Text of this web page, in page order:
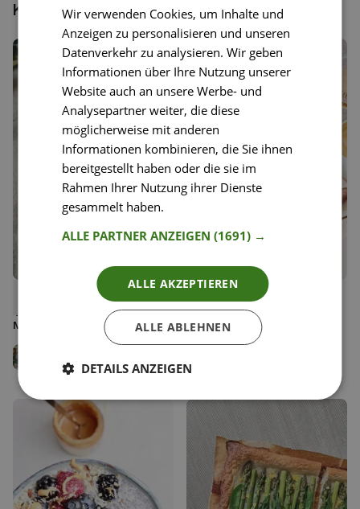
Könnte dir auch gefallen
Speichern
Gebackene Sellerie mit
Tomatensauce, Kren und
Majoran
Chefs, centrala
Liken
Speichern
Gesunder Protein-
Kaiserschmarrn
Stefan Göllner
Wir verwenden Cookies, um Inhalte und
Anzeigen zu personalisieren und unseren
Datenverkehr zu analysieren. Wir geben
Informationen über Ihre Nutzung unserer
Website auch an unsere Werbe- und
Analysepartner weiter, die diese
möglicherweise mit anderen
Informationen kombinieren, die Sie ihnen
bereitgestellt haben oder die sie im
Rahmen Ihrer Nutzung ihrer Dienste
gesammelt haben.
ALLE PARTNER ANZEIGEN(1691) →
ALLE AKZEPTIEREN
ALLE ABLEHNEN
DETAILS ANZEIGEN